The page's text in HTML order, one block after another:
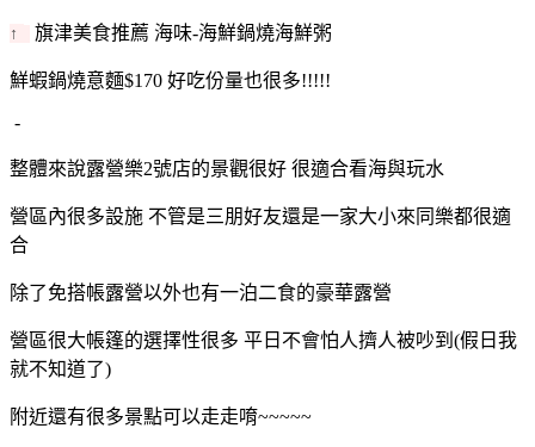
↑ 旗津美食推薦 海味-海鮮鍋燒海鮮粥
鮮蝦鍋燒意麵$170 好吃份量也很多!!!!!
-
整體來說露營樂2號店的景觀很好 很適合看海與玩水
營區內很多設施 不管是三朋好友還是一家大小來同樂都很適
合
除了免搭帳露營以外也有一泊二食的豪華露營
營區很大帳篷的選擇性很多 平日不會怕人擠人被吵到(假日我
就不知道了)
附近還有很多景點可以走走唷~~~~~